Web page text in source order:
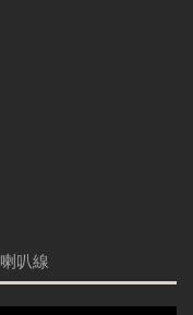
喇叭線